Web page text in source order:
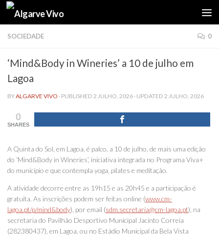
Skip to content
SOCIEDADE 0
‘Mind&Body in Wineries’ a 10 de julho em
Lagoa
BYALGARVE VIVO · PUBLISHED 2 JULHO, 2026 · UPDATED 2 JULHO, 2026
0
SHARES
A Quinta do Sol, em Lagoa, é palco, a 10 de julho, de mais uma edição
do ‘Mind&Body in Wineries’, iniciativa integrada no Programa Viva+
do município e que contempla yoga, pilates e meditação.
A atividade decorre entre as 19h15 e as 20h45 e a participação é
gratuita. As inscrições podem ser feitas online (www.cm-
lagoa.pt/p/mind&body), por email (sdm.secretaria@cm-lagoa.pt), na
secretaria do Pavilhão Desportivo Municipal Jacinto Correia
(282380437), em Lagoa, ou no Estádio Municipal da Bela Vista